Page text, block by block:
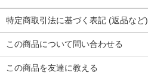
特定商取引法に基づく表記 (返品など)
この商品について問い合わせる
この商品を友達に教える